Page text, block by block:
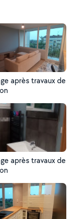
après travaux de
après travaux de